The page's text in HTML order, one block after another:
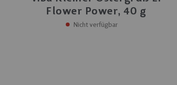
Flower Power, 40 g
Nicht verfügbar